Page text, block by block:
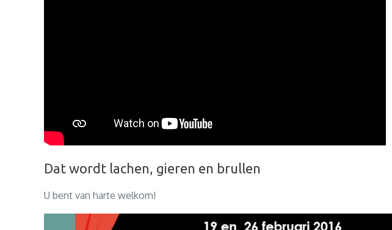
Dat wordt lachen, gieren en brullen
U bent van harte welkom!